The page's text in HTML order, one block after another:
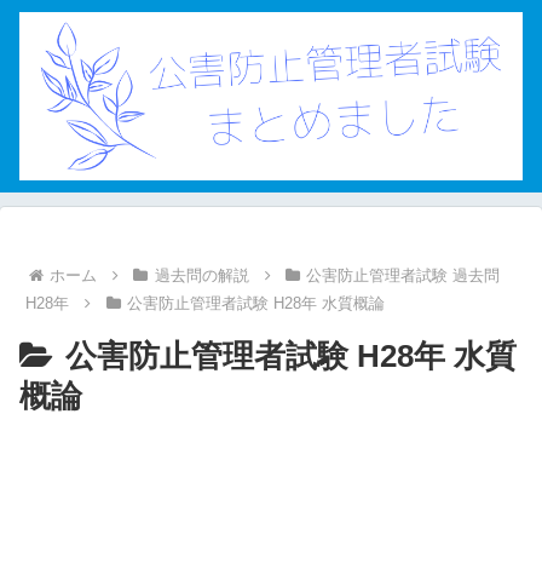
ホーム 過去問の解説
公害防止管理者試験 過去問
H28年
公害防止管理者試験 H28年 水質概論
公害防止管理者試験 H28年 水質
概論